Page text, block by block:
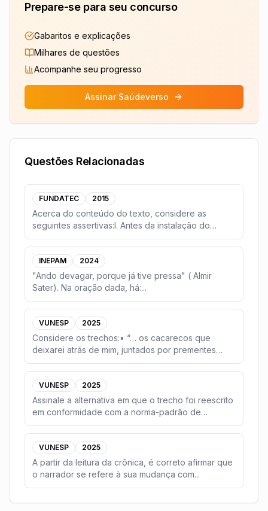
Prepare-se para seu concurso
Gabaritos e explicações
Milhares de questões
Acompanhe seu progresso
Assinar Saúdeverso
Questões Relacionadas
FUNDATEC 2015
Acerca do conteúdo do texto, considere as
seguintes assertivas:I. Antes da instalação do
Complexo Eó...
INEPAM 2024
"Ando devagar, porque já tive pressa" ( Almir
Sater). Na oração dada, há:...
VUNESP 2025
Considere os trechos:• “… os cacarecos que
deixarei atrás de mim, juntados por prementes
necessidade...
VUNESP 2025
Assinale a alternativa em que o trecho foi reescrito
em conformidade com a norma-padrão de
concordân...
VUNESP 2025
A partir da leitura da crônica, é correto afirmar que
o narrador se refere à sua mudança com...